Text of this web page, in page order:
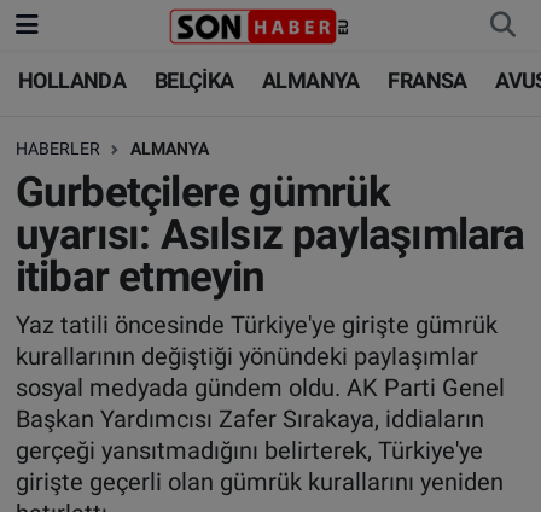
HOLLANDA BELÇİKA ALMANYA FRANSA
HABERLER ALMANYA
Gurbetçilere gümrük
uyarısı: Asılsız paylaşımlara
itibar etmeyin
Yaz tatili öncesinde Türkiye'ye girişte gümrük
kurallarının değiştiği yönündeki paylaşımlar
sosyal medyada gündem oldu. AK Parti Genel
Başkan Yardımcısı Zafer Sırakaya, iddiaların
gerçeği yansıtmadığını belirterek, Türkiye'ye
girişte geçerli olan gümrük kurallarını yeniden
HOLLANDA
BELÇİKA
ALMANYA
FRANSA
AVUSTURYA
SAĞLIK - YAŞAM
BİLİM-TEKNOLOJİ
HOLLANDA
BELÇİKA
ALMANYA
TÜRKİYE
DÜNYA
BİLİM-TEKNOLOJİ
SAĞLIK
Nöbetçi Eczaneler
Hava Durumu
Trafik Durumu
Süper Lig Puan Durumu ve Fikstür
Tüm Manşetler
Son Dakika Haberleri
Haber Arşivi